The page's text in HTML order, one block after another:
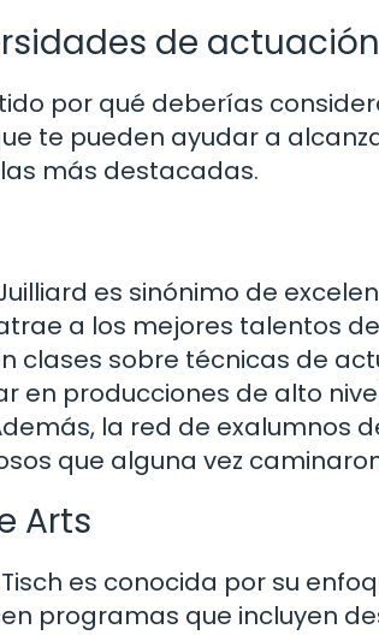
de actuación
por qué deberías
te pueden ayudar a
más destacadas.
es sinónimo de
a los mejores talentos
clases sobre técnicas de
en producciones de alto
la red de exalumnos
que alguna vez
Arts
es conocida por su
programas que incluyen